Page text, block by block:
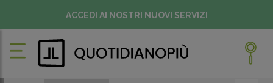
ACCEDI AI NOSTRI NUOVI SERVIZI